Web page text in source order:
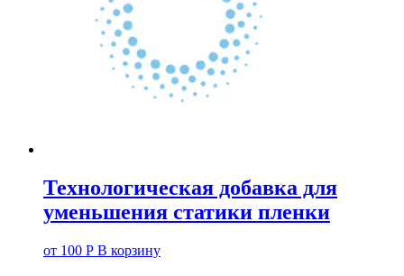
Технологическая добавка для
уменьшения статики пленки
от 100 Р В корзину